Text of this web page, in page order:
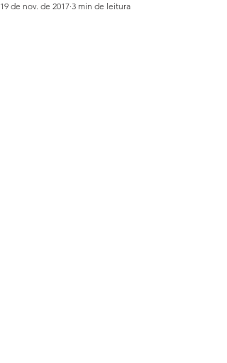
19 de nov. de 2017 3 min de leitura